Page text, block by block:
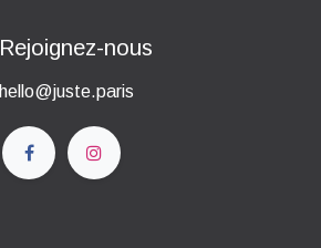
Rejoignez-nous
hello@juste.paris